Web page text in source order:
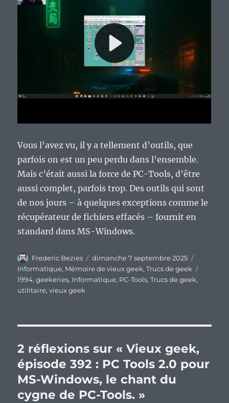
Vous l’avez vu, il y a tellement d’outils, que
parfois on est un peu perdu dans l’ensemble.
Mais c’était aussi la force de PC-Tools, d’être
aussi complet, parfois trop. Des outils qui sont
de nos jours – à quelques exceptions comme le
récupérateur de fichiers effacés – fournit en
standard dans MS-Windows.
Auteur
Frederic Bezies
Publié
le
dimanche 7 septembre 2025
Informatique, Mémoire de vieux geek,Trucs de geek
1994,geekeries, Informatique, PC-Tools,Trucs de geek,
utilitaire,vieux geek
2 réflexions sur « Vieux geek,
épisode 392 : PC Tools 2.0 pour
MS-Windows, le chant du
cygne de PC-Tools. »